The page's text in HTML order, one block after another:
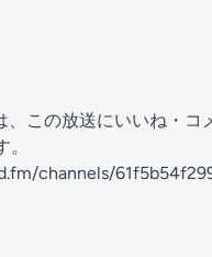
、この放送にいいね・コ
channels/